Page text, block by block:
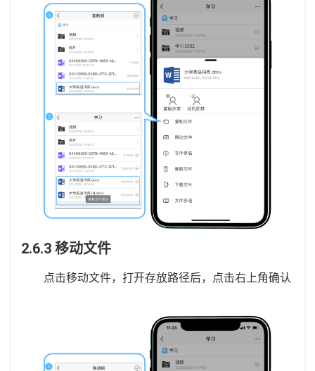
2.6.3 移动文件
点击移动文件，打开存放路径后，点击右上角确认